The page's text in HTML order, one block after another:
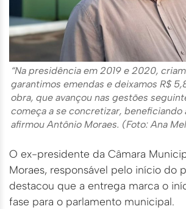
“Na presidência em 2019 e 2020,
garantimos emendas e deixamos R$
obra, que avançou nas gestões
começa a se concretizar, beneficiando
afirmou Antônio Moraes. (Foto: Ana
O ex-presidente da Câmara
Moraes, responsável pelo início do
destacou que a entrega marca o
fase para o parlamento municipal.